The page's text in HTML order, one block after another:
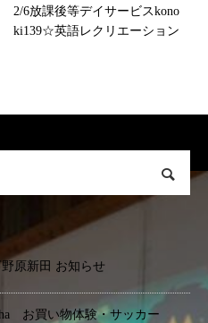
2/6放課後等デイサービスkono
ki139☆英語レクリエーション
原新田 お知らせ
お買い物体験・サッカー